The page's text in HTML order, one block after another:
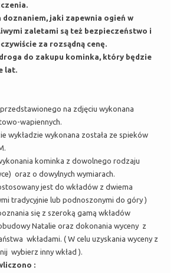
doznaniem, jaki zapewnia ogień w
zaletami są też bezpieczeństwo i
za rozsądną cenę.
do zakupu kominka, który będzie
lat.
na zdjęciu wykonana
wapiennych.
wykładzie wykonana została ze spieków
kominka z dowolnego rodzaju
oraz o dowylnych wymiarach.
jest do wkładów z dwiema
tradycyjnie lub podnoszonymi do góry )
się z szeroką gamą wkładów
Natalie oraz dokonania wyceny z
wkładami. ( W celu uzyskania wyceny z
wybierz inny wkład ).
: